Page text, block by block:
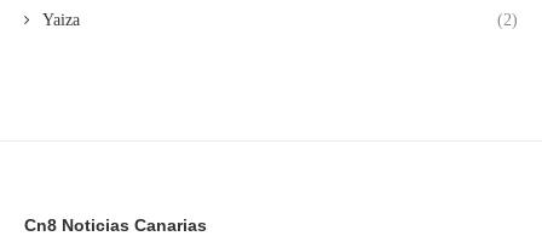
Yaiza (2)
Cn8 Noticias Canarias